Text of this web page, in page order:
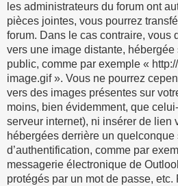
les administrateurs du forum ont
pièces jointes, vous pourrez
forum. Dans le cas contraire, vous
vers une image distante,
public, comme par exemple «
image.gif ». Vous ne pourrez
vers des images présentes sur
moins, bien évidemment, que
serveur internet), ni insérer de lien
hébergées derrière un quelconque
d’authentification, comme par
messagerie électronique de
protégés par un mot de passe,